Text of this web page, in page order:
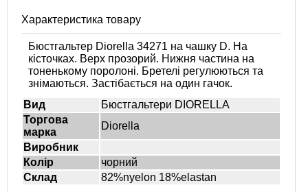
Характеристика товару
Бюстгальтер Diorella 34271 на чашку D. На
кісточках. Верх прозорий. Нижня частина на
тоненькому поролоні. Бретелі регулюються та
знімаються. Застібається на один гачок.
Вид
Бюстгальтери DIORELLA
Торгова
марка
Diorella
Виробник
Колір
чорний
Склад
82%nyelon 18%elastan